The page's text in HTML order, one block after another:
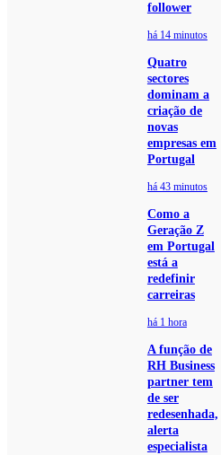
follower
há 14 minutos
Quatro
sectores
dominam a
criação de
novas
empresas em
Portugal
há 43 minutos
Como a
Geração Z
em Portugal
está a
redefinir
carreiras
há 1 hora
A função de
RH Business
partner tem
de ser
redesenhada,
alerta
especialista